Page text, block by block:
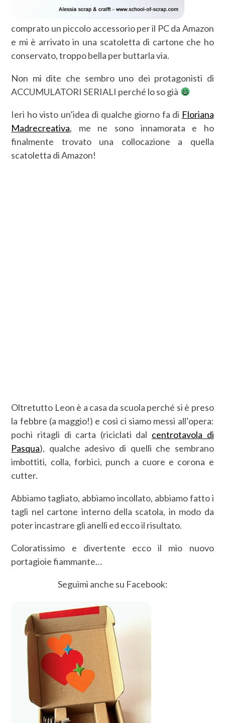
comprato un piccolo accessorio per il PC da Amazon
e mi è arrivato in una scatoletta di cartone che ho
conservato, troppo bella per buttarla via.
Non mi dite che sembro uno dei protagonisti di
ACCUMULATORI SERIALI perché lo so già
Ieri ho visto un’idea di qualche giorno fa di Floriana
Madrecreativa, me ne sono innamorata e ho
finalmente trovato una collocazione a quella
scatoletta di Amazon!
Oltretutto Leon è a casa da scuola perché si è preso
la febbre (a maggio!) e così ci siamo messi all’opera:
pochi ritagli di carta (riciclati dal centrotavola di
Pasqua), qualche adesivo di quelli che sembrano
imbottiti, colla, forbici, punch a cuore e corona e
cutter.
Abbiamo tagliato, abbiamo incollato, abbiamo fatto i
tagli nel cartone interno della scatola, in modo da
poter incastrare gli anelli ed ecco il risultato.
Coloratissimo e divertente ecco il mio nuovo
portagioie fiammante…
Seguimi anche su Facebook: